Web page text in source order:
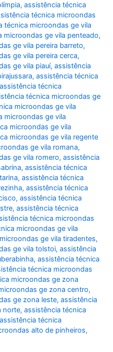
,assistência técnica
técnica microondas
técnica microondas ge vila
microondas ge vila penteado,
ge vila pereira barreto,
ge vila pereira cerca,
ge vila piauí,assistência
,assistência técnica
assistência técnica
técnica microondas ge
microondas ge vila
microondas ge vila
microondas ge vila
microondas ge vila regente
ge vila romana,
ge vila romero,assistência
,assistência técnica
,assistência técnica
,assistência técnica
,assistência técnica
,assistência técnica
técnica microondas
microondas ge vila
ge vila tiradentes,
ge vila tolstoi,assistência
,assistência técnica
técnica microondas
microondas ge zona
ge zona centro,
ge zona leste,assistência
norte,assistência técnica
assistência técnica
alto de pinheiros,